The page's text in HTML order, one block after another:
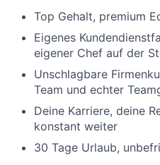
Top Gehalt, premium
Eigenes
eigener Chef auf der
Unschlagbare
Team und echter
Deine Karriere, deine
konstant weiter
30 Tage Urlaub,